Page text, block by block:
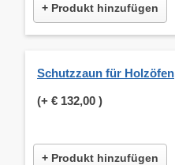
+ Produkt hinzufügen
Schutzzaun für Holzöfen
(+ € 132,00 )
+ Produkt hinzufügen